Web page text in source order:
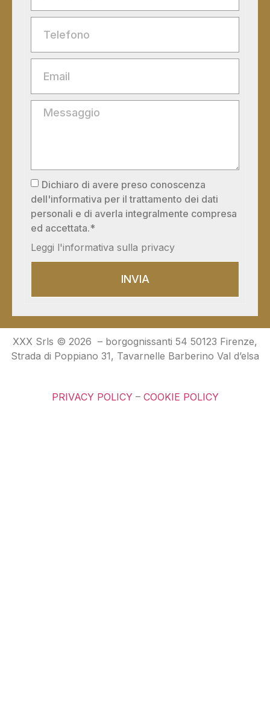
Dichiaro di avere preso conoscenza
dell'informativa per il trattamento dei dati
personali e di averla integralmente compresa
ed accettata.*
Leggi l'informativa sulla privacy
INVIA
XXX Srls © 2026 – borgognissanti 54 50123 Firenze,
Strada di Poppiano 31, Tavarnelle Barberino Val d’elsa
PRIVACY POLICY– COOKIE POLICY